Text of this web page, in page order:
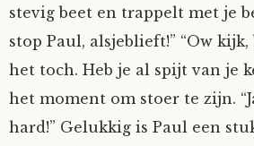
Faith
Fioontje
stevig beet en trappelt met je
stop Paul, alsjeblieft!” “Ow
het toch. Heb je al spijt van je
het moment om stoer te zijn.
hard!” Gelukkig is Paul een